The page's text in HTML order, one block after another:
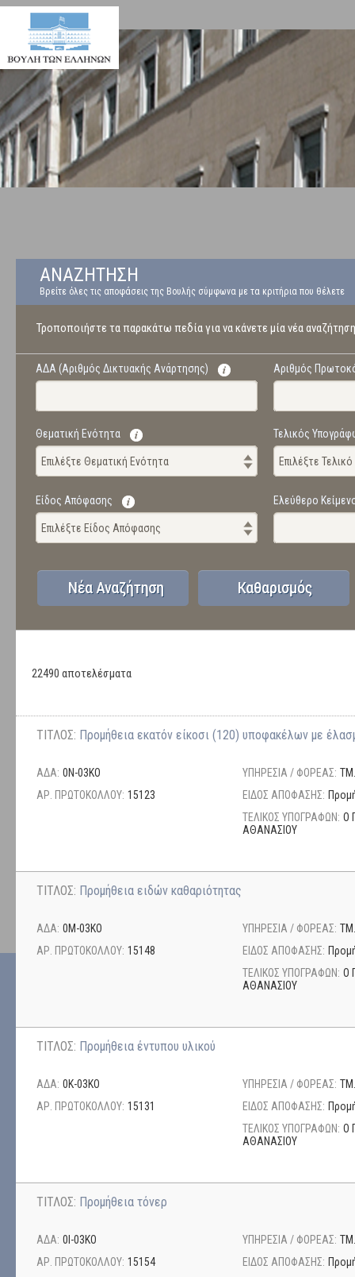
ΑΝΑΖΗΤΗΣΗ
Βρείτε όλες τις αποφάσεις της Βουλής σύμφωνα με τα κριτήρια που θέλετε
Τροποποιήστε τα παρακάτω πεδία για να κάνετε μία νέα αναζήτηση
ΑΔΑ (Αριθμός Δικτυακής Ανάρτησης) Αριθμός
Θεματική Ενότητα
Επιλέξτε Θεματική Ενότητα
Τελικός
Επιλέξτε
Είδος Απόφασης
Επιλέξτε Είδος Απόφασης
Ελεύθερο
22490 αποτελέσματα
ΤΙΤΛΟΣ: Προμήθεια εκατόν είκοσι (120) υποφακέλων με
ΑΔΑ: 0Ν-03ΚΟ
ΑΡ. ΠΡΩΤΟΚΟΛΛΟΥ: 15123
ΥΠΗΡΕΣΙΑ / ΦΟΡΕΑΣ:
ΕΙΔΟΣ ΑΠΟΦΑΣΗΣ:
ΤΕΛΙΚΟΣ ΥΠΟΓΡΑΦΩΝ: Ο
ΑΘΑΝΑΣΙΟΥ
ΤΙΤΛΟΣ: Προμήθεια ειδών καθαριότητας
ΑΔΑ: 0Μ-03ΚΟ
ΑΡ. ΠΡΩΤΟΚΟΛΛΟΥ: 15148
ΥΠΗΡΕΣΙΑ / ΦΟΡΕΑΣ:
ΕΙΔΟΣ ΑΠΟΦΑΣΗΣ:
ΤΕΛΙΚΟΣ ΥΠΟΓΡΑΦΩΝ: Ο
ΑΘΑΝΑΣΙΟΥ
ΤΙΤΛΟΣ: Προμήθεια έντυπου υλικού
ΑΔΑ: 0Κ-03ΚΟ
ΑΡ. ΠΡΩΤΟΚΟΛΛΟΥ: 15131
ΥΠΗΡΕΣΙΑ / ΦΟΡΕΑΣ:
ΕΙΔΟΣ ΑΠΟΦΑΣΗΣ:
ΤΕΛΙΚΟΣ ΥΠΟΓΡΑΦΩΝ: Ο
ΑΘΑΝΑΣΙΟΥ
ΤΙΤΛΟΣ: Προμήθεια τόνερ
ΑΔΑ: 0Ι-03ΚΟ
ΑΡ. ΠΡΩΤΟΚΟΛΛΟΥ: 15154
ΥΠΗΡΕΣΙΑ / ΦΟΡΕΑΣ:
ΕΙΔΟΣ ΑΠΟΦΑΣΗΣ: